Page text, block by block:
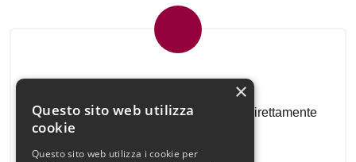
Ricevi le nostre proposte immobiliari direttamente
×
Questo sito web utilizza
cookie
Questo sito web utilizza i cookie per